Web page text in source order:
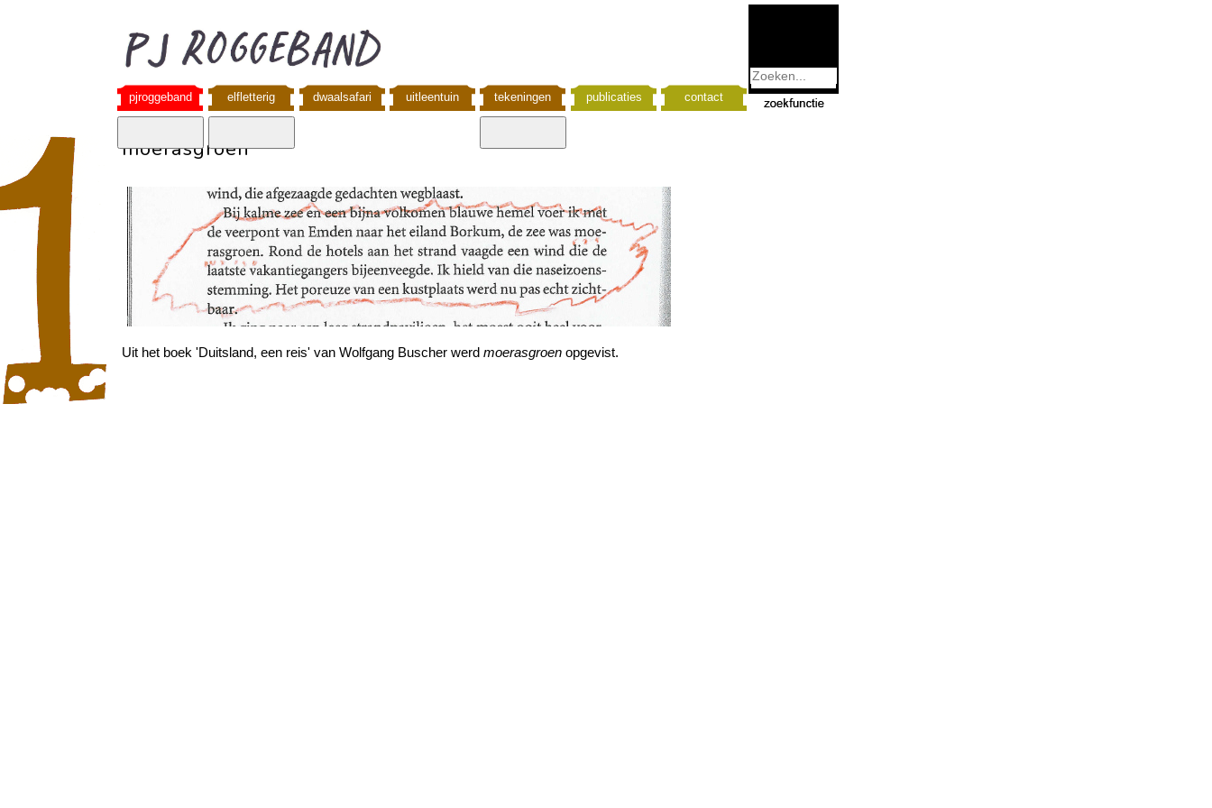
pjroggeband elfletterig dwaalsafari uitleentuin tekeningen publicaties contact
moerasgroen
Uit het boek 'Duitsland, een reis' van Wolfgang Buscher werd moerasgroen opgevist.